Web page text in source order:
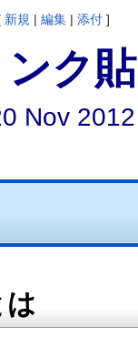
新規 | 編集 | 添付 ]
ク
Nov
は